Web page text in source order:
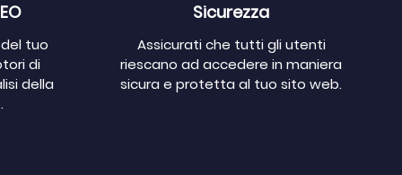
tuo
di
della
Sicurezza
Assicurati che tutti gli utenti
riescano ad accedere in maniera
sicura e protetta al tuo sito web.